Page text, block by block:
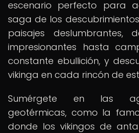
escenario perfecto para
saga de los descubrimientos
paisajes deslumbrantes,
impresionantes hasta
constante ebullición, y
vikinga en cada rincón de
Sumérgete en las
geotérmicas, como la
donde los vikingos de